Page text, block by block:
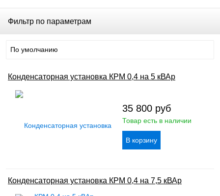
Фильтр по параметрам
По умолчанию
Конденсаторная установка КРМ 0,4 на 5 кВАр
35 800 руб
Товар есть в наличии
Конденсаторная установка КРМ 0,4 на 7,5 кВАр